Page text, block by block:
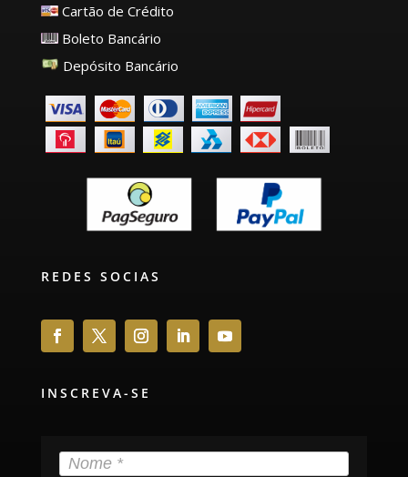
Cartão de Crédito
Boleto Bancário
Depósito Bancário
REDES SOCIAS
INSCREVA-SE